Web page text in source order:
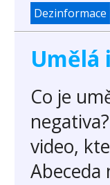
Dezinformace
Umělá
Co je
video,
Abeceda